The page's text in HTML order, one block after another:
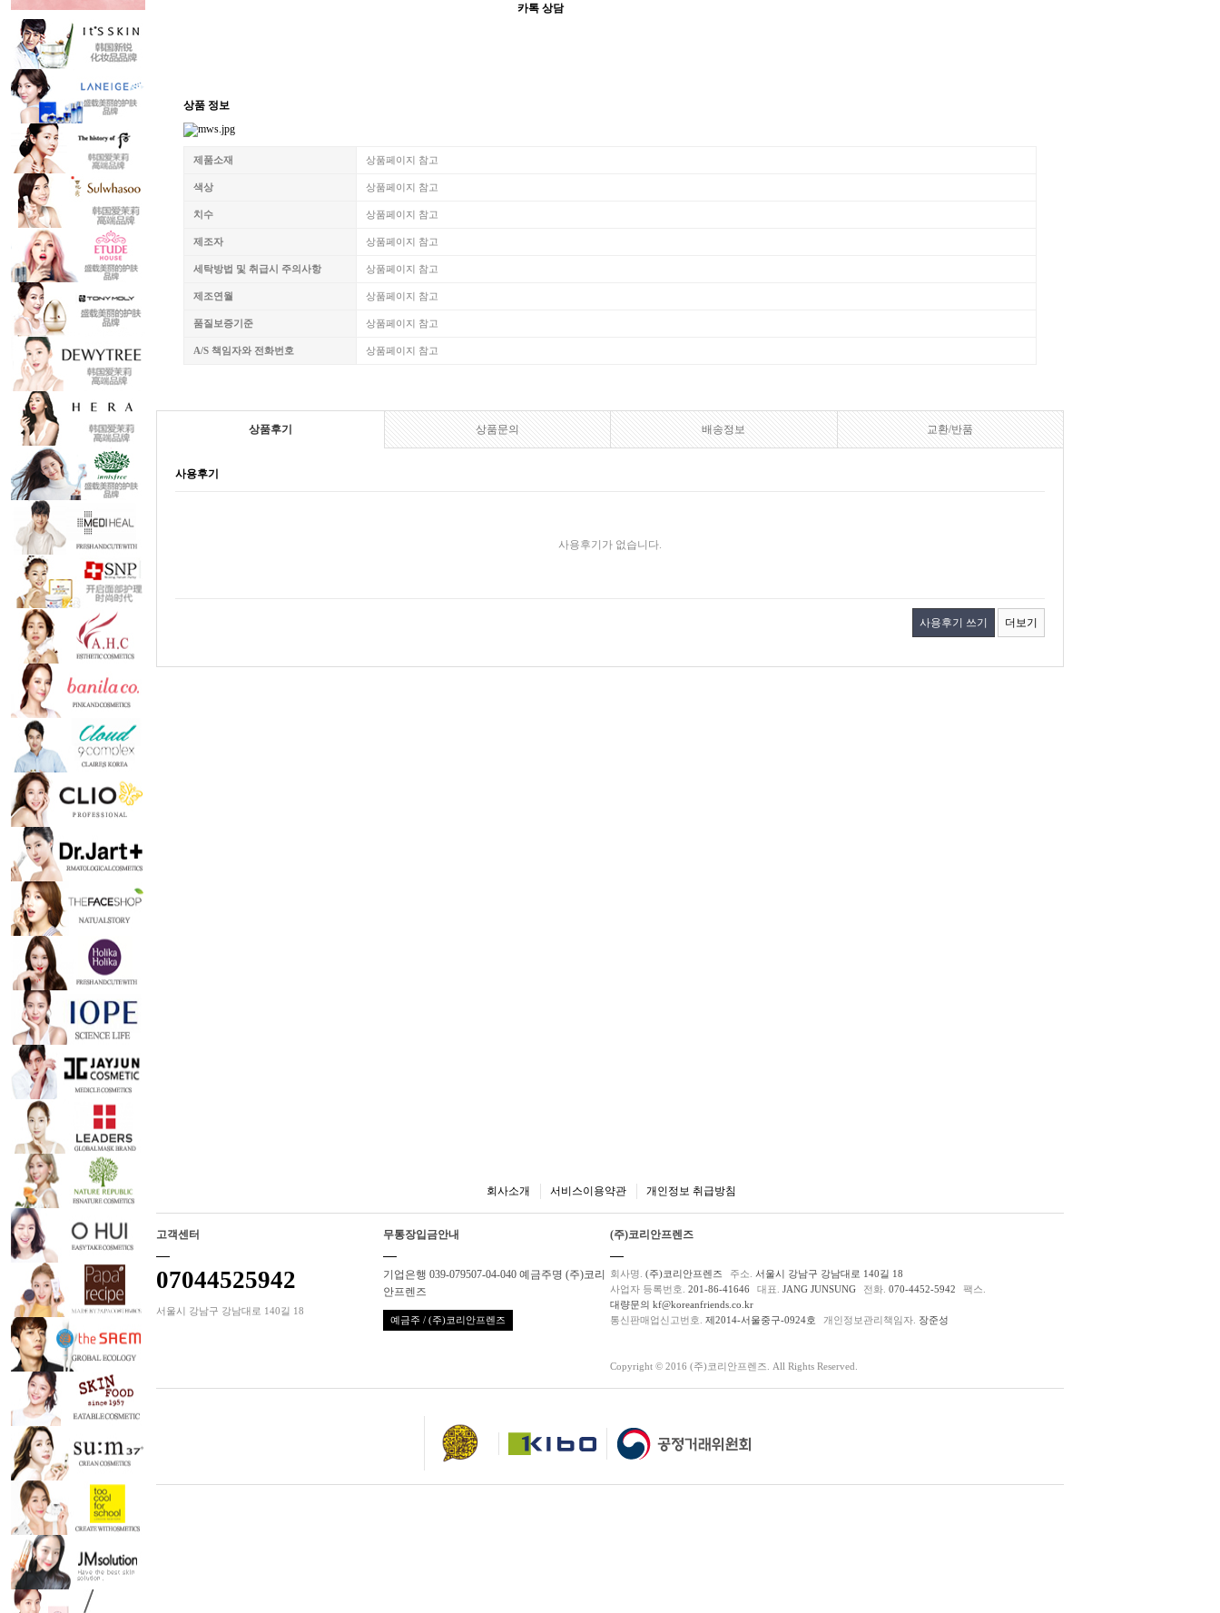
카톡 상담
상품 정보
제품소재 상품페이지 참고
색상 상품페이지 참고
치수 상품페이지 참고
제조자 상품페이지 참고
세탁방법 및 취급시 주의사항 상품페이지 참고
제조연월 상품페이지 참고
품질보증기준 상품페이지 참고
A/S 책임자와 전화번호 상품페이지 참고
상품후기 상품문의 배송정보 교환/반품
사용후기
사용후기가 없습니다.
사용후기 쓰기 더보기
회사소개 서비스이용약관 개인정보 취급방침
고객센터
07044525942
서울시 강남구 강남대로 140길 18
무통장입금안내
기업은행 039-079507-04-040 예금주명 (주)코리
안프렌즈
예금주 / (주)코리안프렌즈
(주)코리안프렌즈
회사명. (주)코리안프렌즈 주소. 서울시 강남구 강남대로 140길 18
사업자 등록번호. 201-86-41646 대표. JANG JUNSUNG 전화. 070-4452-5942
팩스.
대량문의 kf@koreanfriends.co.kr
통신판매업신고번호. 제2014-서울중구-0924호 개인정보관리책임자. 장준성
Copyright © 2016 (주)코리안프렌즈. All Rights Reserved.